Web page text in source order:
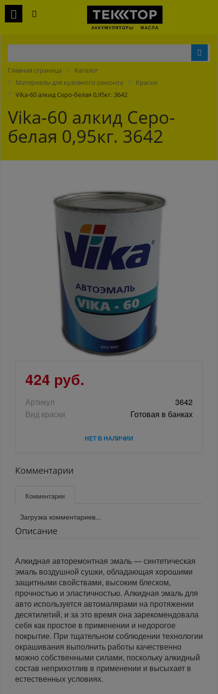
Главная страница
Каталог
Материалы для кузовного ремонта
Краски
Vika-60 алкид Серо-белая 0,95кг. 3642
Vika-60 алкид Серо-
белая 0,95кг. 3642
424 руб.
Артикул
3642
Вид краски
Готовая в банках
НЕТ В НАЛИЧИИ
Комментарии
Комментарии
Загрузка комментариев...
Описание
Алкидная авторемонтная эмаль — синтетическая
эмаль воздушной сушки, обладающая хорошими
защитными свойствами, высоким блеском,
прочностью и эластичностью. Алкидная эмаль для
авто используется автомалярами на протяжении
десятилетий, и за это время она зарекомендовала
себя как простое в применении и недорогое
покрытие. При тщательном соблюдении технологии
окрашивания выполнить работы качественно
можно собственными силами, поскольку алкидный
состав неприхотлив в применении и высыхает в
естественных условиях.